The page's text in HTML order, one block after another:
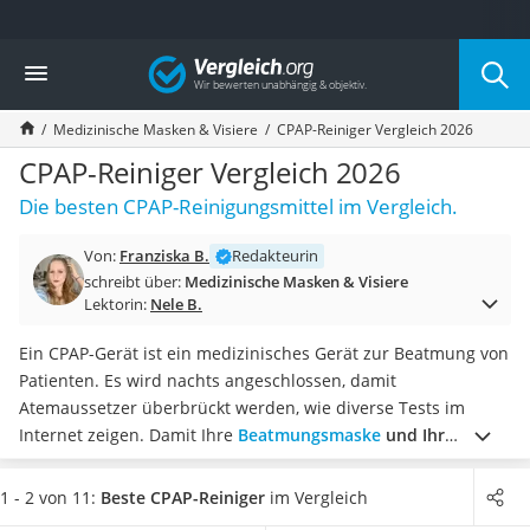
Die beliebtesten Vergleiche nach Kategorie
Drogerie
Inhalator
Haarschneider
Rollator
Braun Rasierer
Katzenklappe (Chip)
Masturbator
Massagepistole
Reisehaartrockner
Eiweißpulver
Magnesiumpräparat
Katzenklappe
Nackenmassagegerät
Zeckenschutz Katze
Vergleich
Medizinische Masken & Visiere CPAP-Reiniger Vergleich 2026
CPAP-Reiniger Vergleich 2026
Die besten CPAP-Reinigungsmittel im Vergleich.
Von: Franziska B.
Redakteurin
schreibt über: Medizinische Masken & Visiere
Lektorin: Nele B.
Ein CPAP-Gerät ist ein medizinisches Gerät zur Beatmung von
Patienten. Es wird nachts angeschlossen, damit
Atemaussetzer überbrückt werden, wie diverse Tests im
Internet zeigen. Damit Ihre Beatmungsmaske und Ihr
Schlauch immer sauber und hygienisch bleiben, müssen Sie
sie regelmäßig mit einem CPAP-Reiniger reinigen.
Wählen Sie
1 - 2 von 11: Beste CPAP-Reiniger im Vergleich